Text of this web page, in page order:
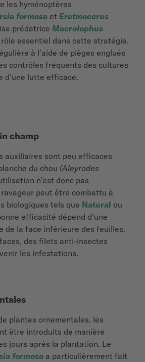
les hyménoptères
formosa et Eretmocerus
prédatrice Macrolophus
essentiel dans cette stratégie.
à l'aide de pièges englués
contrôles fréquents des cultures
d'une lutte efficace.
champ
auxiliaires sont peu efficaces
du chou (Aleyrodes
n'est donc pas
peut être combattu à
biologiques tels que Natural ou
efficacité dépend d'une
de la face inférieure des feuilles.
des filets anti-insectes
les infestations.
plantes ornementales, les
être introduits de manière
jours après la plantation. Le
formosa a particulièrement fait